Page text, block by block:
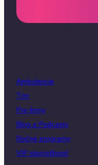
Ambulancie
Tím
Pre firmy
Blog a Podcasty
Ročné programy
VIP starostlivosť